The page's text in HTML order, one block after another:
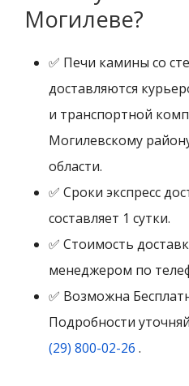
Могилеве?
✅ Печи камины со
доставляются
и транспортной
Могилевскому
области.
✅ Сроки экспресс
составляет 1 сутки.
✅ Стоимость
менеджером по
✅ Возможна
Подробности
(29) 800-02-26 .